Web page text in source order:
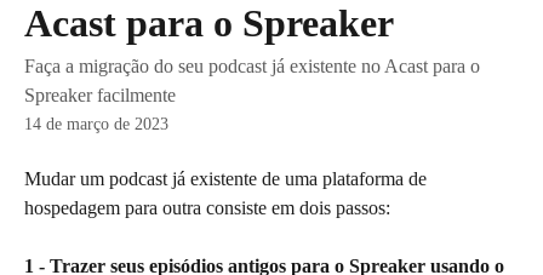
Acast para o Spreaker
Faça a migração do seu podcast já existente no Acast para o
Spreaker facilmente
14 de março de 2023
Mudar um podcast já existente de uma plataforma de
hospedagem para outra consiste em dois passos:
1 - Trazer seus episódios antigos para o Spreaker usando o